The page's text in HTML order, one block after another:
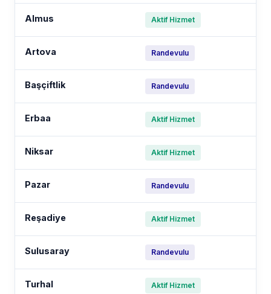
Almus Aktif Hizmet
Artova Randevulu
Başçiftlik Randevulu
Erbaa Aktif Hizmet
Niksar Aktif Hizmet
Pazar Randevulu
Reşadiye Aktif Hizmet
Sulusaray Randevulu
Turhal Aktif Hizmet